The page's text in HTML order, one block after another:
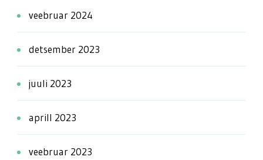
veebruar 2024
detsember 2023
juuli 2023
aprill 2023
veebruar 2023